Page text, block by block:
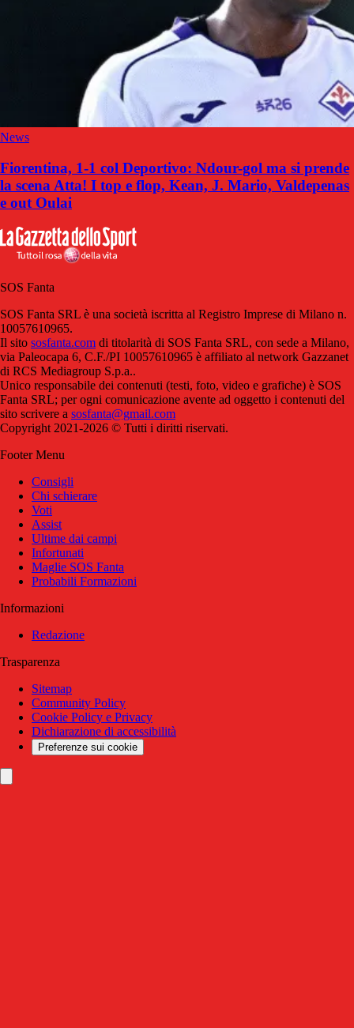
News
Fiorentina, 1-1 col Deportivo: Ndour-gol ma si prende
la scena Atta! I top e flop, Kean, J. Mario, Valdepenas
e out Oulai
SOS Fanta
SOS Fanta SRL è una società iscritta al Registro Imprese di Milano n.
10057610965.
Il sito sosfanta.com di titolarità di SOS Fanta SRL, con sede a Milano,
via Paleocapa 6, C.F./PI 10057610965 è affiliato al network Gazzanet
di RCS Mediagroup S.p.a..
Unico responsabile dei contenuti (testi, foto, video e grafiche) è SOS
Fanta SRL; per ogni comunicazione avente ad oggetto i contenuti del
sito scrivere a sosfanta@gmail.com
Copyright 2021-2026 © Tutti i diritti riservati.
Footer Menu
Consigli
Chi schierare
Voti
Assist
Ultime dai campi
Infortunati
Maglie SOS Fanta
Probabili Formazioni
Informazioni
Redazione
Trasparenza
Sitemap
Community Policy
Cookie Policy e Privacy
Dichiarazione di accessibilità
Preferenze sui cookie